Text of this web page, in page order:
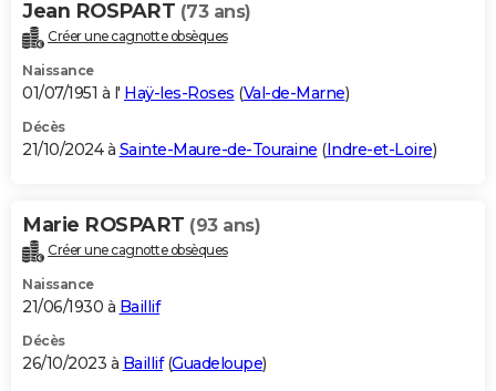
Carte de Noël
Carte Bonne année
Carte Saint-Valentin
Carte Pâques
Carte d'anniversaire
DICTIONNAIRE
Dictionnaire
Biographies
Citations
Expressions
Proverbes
PROGRAMME TV
S'inscrire
Se connecter
Lycées
Collèges
Primaires
Universités
Entreprises
Service militaire
Avis de recherche
AVIS DE DÉCÈS
Bricolage
Lifestyle
Culture
Sport
Auto
Television
Voyage
Cinema
Jean ROSPART (73 ans)
Créer une cagnotte obsèques
Naissance
01/07/1951 à l' Haÿ-les-Roses (Val-de-Marne)
Décès
21/10/2024 à Sainte-Maure-de-Touraine (Indre-et-Loire)
Marie ROSPART (93 ans)
Créer une cagnotte obsèques
Naissance
21/06/1930 à Baillif
Décès
26/10/2023 à Baillif(Guadeloupe)